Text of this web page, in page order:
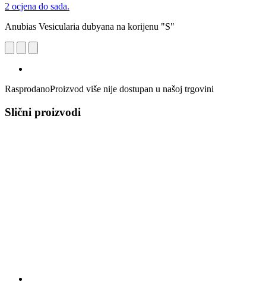
2 ocjena do sada.
Anubias Vesicularia dubyana na korijenu "S"
RasprodanoProizvod više nije dostupan u našoj trgovini
Slični proizvodi